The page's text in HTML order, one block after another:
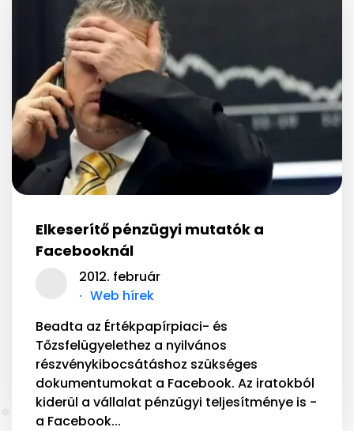
Elkeserítő pénzügyi mutatók a
Facebooknál
2012. február
Web hírek
Beadta az Értékpapírpiaci- és
Tőzsfelügyelethez a nyilvános
részvénykibocsátáshoz szükséges
dokumentumokat a Facebook. Az iratokból
kiderül a vállalat pénzügyi teljesítménye is -
a Facebook...